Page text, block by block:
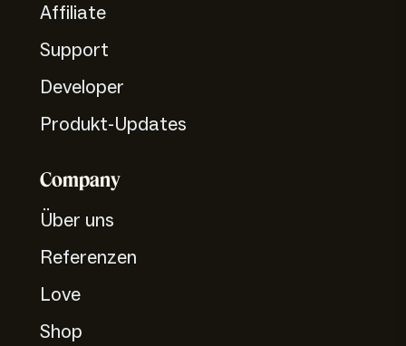
Affiliate
Support
Developer
Produkt-Updates
Company
Über uns
Referenzen
Love
Shop